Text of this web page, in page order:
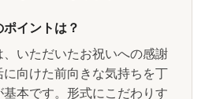
イントは？
いただいたお祝いへの感謝
向けた前向きな気持ちを丁
本です。形式にこだわりす